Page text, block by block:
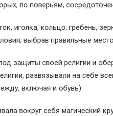
по поверьям,
иголка, кольцо, гребень,
выбрав правильные
защиты своей религии и
развязывали на себе
включая и обувь).
вокруг себя магический